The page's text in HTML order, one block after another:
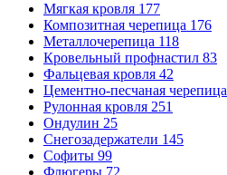
Мягкая кровля 177
Композитная черепица 176
Металлочерепица 118
Кровельный профнастил 83
Фальцевая кровля 42
Цементно-песчаная черепица
Рулонная кровля 251
Ондулин 25
Снегозадержатели 145
Софиты 99
Флюгеры 72